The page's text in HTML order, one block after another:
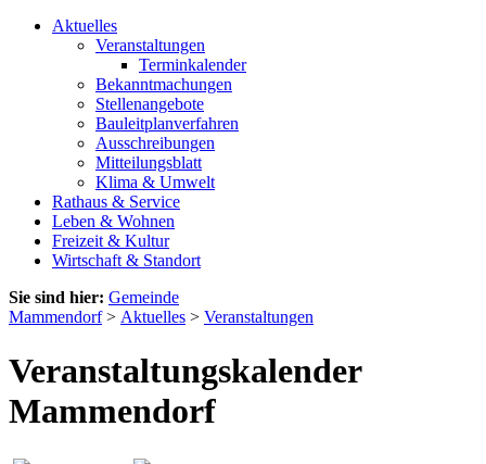
Aktuelles
Veranstaltungen
Terminkalender
Bekanntmachungen
Stellenangebote
Bauleitplanverfahren
Ausschreibungen
Mitteilungsblatt
Klima & Umwelt
Rathaus & Service
Leben & Wohnen
Freizeit & Kultur
Wirtschaft & Standort
Sie sind hier: Gemeinde
Mammendorf> Aktuelles > Veranstaltungen
Veranstaltungskalender
Mammendorf